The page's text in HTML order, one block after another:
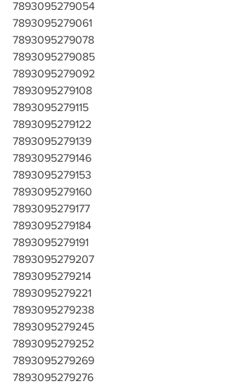
7893095279054
7893095279061
7893095279078
7893095279085
7893095279092
7893095279108
7893095279115
7893095279122
7893095279139
7893095279146
7893095279153
7893095279160
7893095279177
7893095279184
7893095279191
7893095279207
7893095279214
7893095279221
7893095279238
7893095279245
7893095279252
7893095279269
7893095279276